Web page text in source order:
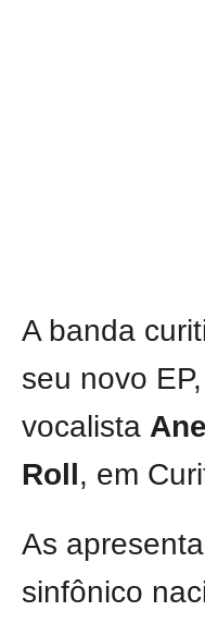
A banda
seu novo EP,
vocalista
Roll , em
As
sinfônico